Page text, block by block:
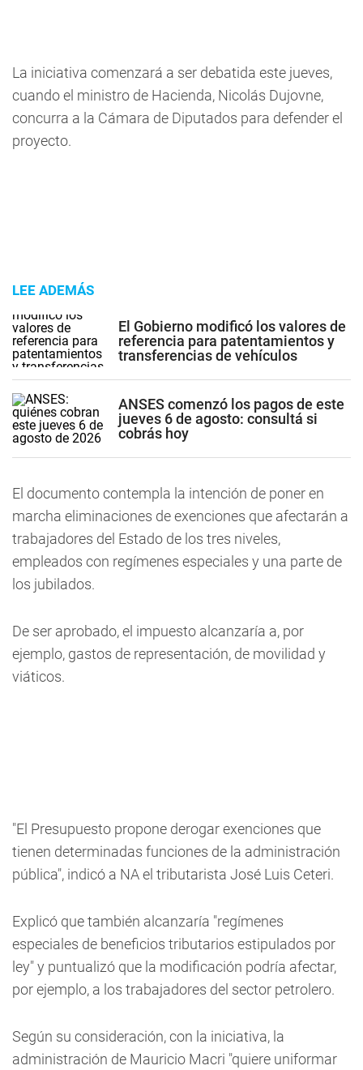
La iniciativa comenzará a ser debatida este jueves,
cuando el ministro de Hacienda, Nicolás Dujovne,
concurra a la Cámara de Diputados para defender el
proyecto.
LEE ADEMÁS
El Gobierno modificó los valores de
referencia para patentamientos y
transferencias de vehículos
ANSES comenzó los pagos de este
jueves 6 de agosto: consultá si
cobrás hoy
El documento contempla la intención de poner en
marcha eliminaciones de exenciones que afectarán a
trabajadores del Estado de los tres niveles,
empleados con regímenes especiales y una parte de
los jubilados.
De ser aprobado, el impuesto alcanzaría a, por
ejemplo, gastos de representación, de movilidad y
viáticos.
"El Presupuesto propone derogar exenciones que
tienen determinadas funciones de la administración
pública", indicó a NA el tributarista José Luis Ceteri.
Explicó que también alcanzaría "regímenes
especiales de beneficios tributarios estipulados por
ley" y puntualizó que la modificación podría afectar,
por ejemplo, a los trabajadores del sector petrolero.
Según su consideración, con la iniciativa, la
administración de Mauricio Macri "quiere uniformar